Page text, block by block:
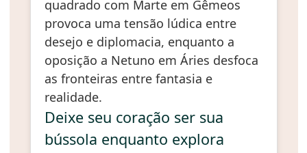
quadrado com Marte em Gêmeos
provoca uma tensão lúdica entre
desejo e diplomacia, enquanto a
oposição a Netuno em Áries desfoca
as fronteiras entre fantasia e
realidade.
Deixe seu coração ser sua
bússola enquanto explora